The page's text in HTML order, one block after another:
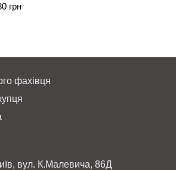
грн
фахівця
вул. К.Малевича, 86Д